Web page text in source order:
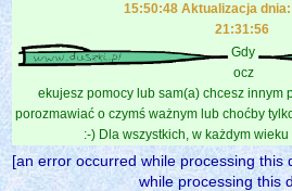
15:50:48 Aktualizacja
21:31:56
Gdy
ocz
ekujesz pomocy lub sam(a) chcesz innym
porozmawiać o czymś ważnym lub choćby
:-) Dla wszystkich, w każdym
[an error occurred while processing this
while processing this